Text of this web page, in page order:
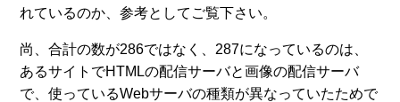
れているのか、参考としてご覧下さい。
尚、合計の数が286ではなく、287になっているのは、
あるサイトでHTMLの配信サーバと画像の配信サーバ
で、使っているWebサーバの種類が異なっていたためで